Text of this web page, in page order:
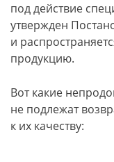
под действие
утвержден
и
продукцию.
Вот какие
не подлежат
к их качеству: